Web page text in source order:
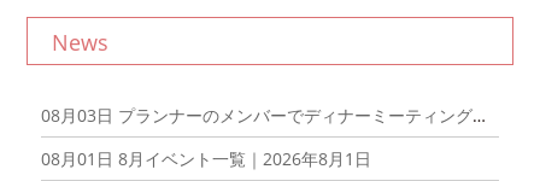
News
08月03日 プランナーのメンバーでディナーミーティングを開催しました！｜2026年8月3日
08月01日 8月イベント一覧｜2026年8月1日